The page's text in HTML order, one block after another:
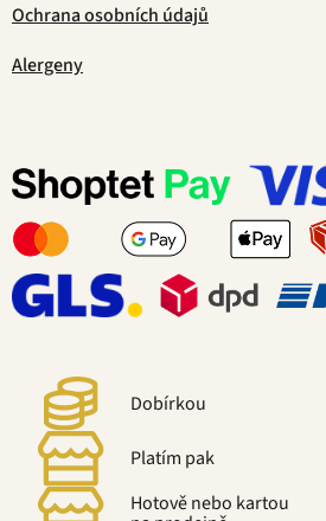
Ochrana osobních údajů
Alergeny
Dobírkou
Platím pak
Hotově nebo kartou